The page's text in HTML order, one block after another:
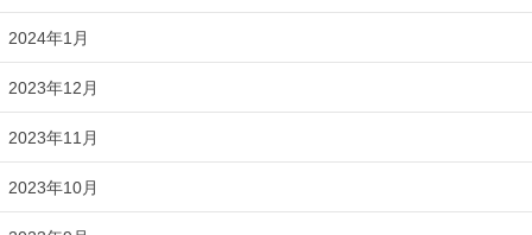
2024年1月
2023年12月
2023年11月
2023年10月